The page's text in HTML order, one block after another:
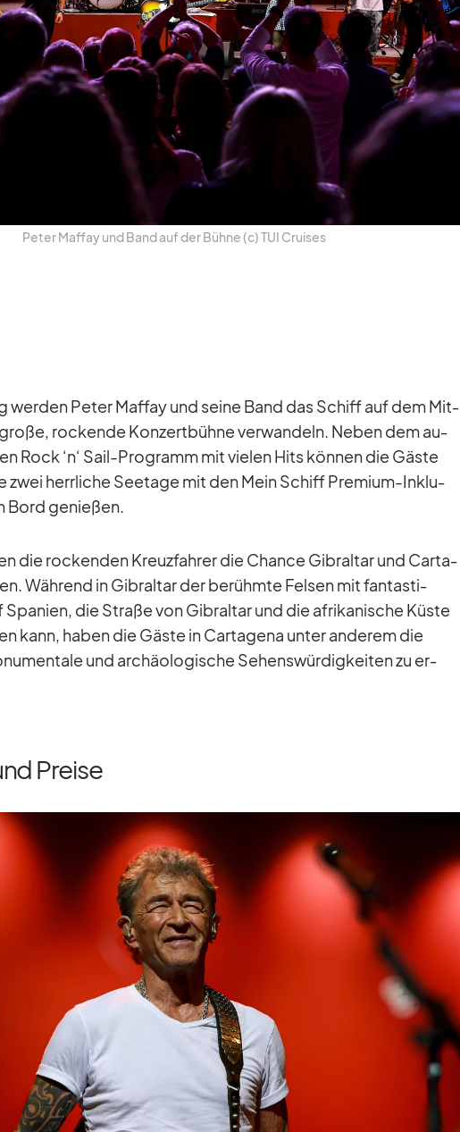
Pe­ter Maf­fay und Band auf der Bühne (c) TUI Crui­ses
wer­den Pe­ter Maf­fay und seine Band das Schiff auf dem Mit­
ro­ckende Kon­zert­bühne ver­wan­deln. Ne­ben dem au­
Rock ‘n‘ Sail-Pro­gramm mit vie­len Hits kön­nen die Gäste
zwei herr­li­che See­tage mit den Mein Schiff Pre­mium-In­klu­
Bord ge­nie­ßen.
die ro­cken­den Kreuz­fah­rer die Chance Gi­bral­tar und Car­ta­
Wäh­rend in Gi­bral­tar der be­rühmte Fel­sen mit fan­tas­ti­
Spa­nien, die Straße von Gi­bral­tar und die afri­ka­ni­sche Küste
kann, ha­ben die Gäste in Car­ta­gena un­ter an­de­rem die
und ar­chäo­lo­gi­sche Se­hens­wür­dig­kei­ten zu er­
Preise